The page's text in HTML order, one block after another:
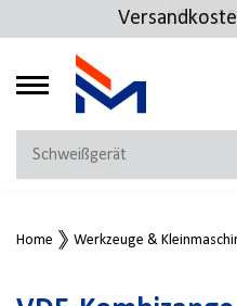
Über4.69
MEIN KONTO
Jetzt anmelden
NEU BEI FMOSER?
Home Werkzeuge &